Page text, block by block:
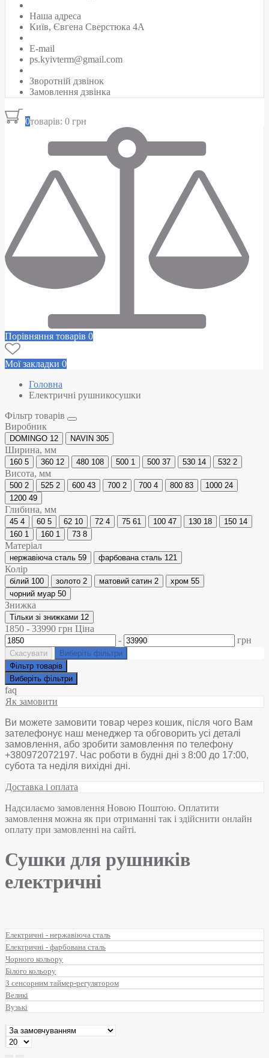
Наша адреса
Київ, Євгена Сверстюка 4А
E-mail
ps.kyivterm@gmail.com
Зворотній дзвінок
Замовлення дзвінка
0товарів: 0 грн
Порівняння товарів 0
Мої закладки 0
Головна
Електричні рушникосушки
Фільтр товарів
Виробник
DOMINGO 12 NAVIN 305
Ширина, мм
160 5 360 12 480 108 500 1 500 37 530 14 532 2
Висота, мм
500 2 525 2 600 43 700 2 700 4 800 83 1000 24
1200 49
Глибина, мм
45 4 60 5 62 10 72 4 75 61 100 47 130 18 150 14
160 1 160 1 73 8
Матеріал
нержавіюча сталь 59 фарбована сталь 121
Колір
білий 100 золото 2 матовий сатин 2 хром 55
чорний муар 50
Знижка
Тільки зі знижками 12
1850 - 33990 грн Ціна
-
грн
Скасувати
Виберіть фільтри
Фільтр товарів
Виберіть фільтри
faq
Як замовити
Ви можете замовити товар через кошик, після чого Вам
зателефонує наш менеджер та обговорить усі деталі
замовлення, або зробити замовлення по телефону
+380972072197. Час роботи в будні дні з 8:00 до 17:00,
субота та неділя вихідні дні.
Доставка і оплата
Надсилаємо замовлення Новою Поштою. Оплатити
замовлення можна як при отриманні так і здійснити онлайн
оплату при замовленні на сайті.
Сушки для рушників
електричні
Електричні - нержавіюча сталь
Електричні - фарбована сталь
Чорного кольору
Білого кольору
З сенсорним таймер-регулятором
Великі
Вузькі